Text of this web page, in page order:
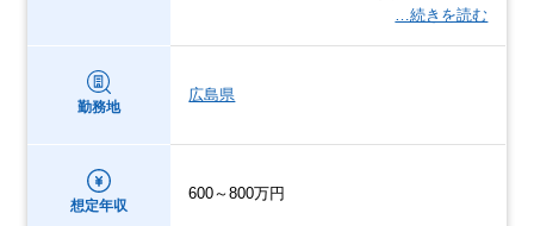
…続きを読む
勤務地
広島県
想定年収
600～800万円